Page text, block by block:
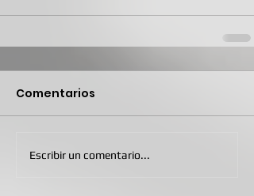
Comentarios
Escribir un comentario...